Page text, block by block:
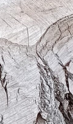
59:59
TuneIn